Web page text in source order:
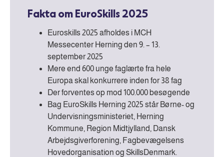
Fakta om EuroSkills 2025
Euroskills 2025 afholdes i MCH
Messecenter Herning den 9. – 13.
september 2025
Mere end 600 unge faglærte fra hele
Europa skal konkurrere inden for 38 fag
Der forventes op mod 100.000 besøgende
Bag EuroSkills Herning 2025 står Børne- og
Undervisningsministeriet, Herning
Kommune, Region Midtjylland, Dansk
Arbejdsgiverforening, Fagbevægelsens
Hovedorganisation og SkillsDenmark.